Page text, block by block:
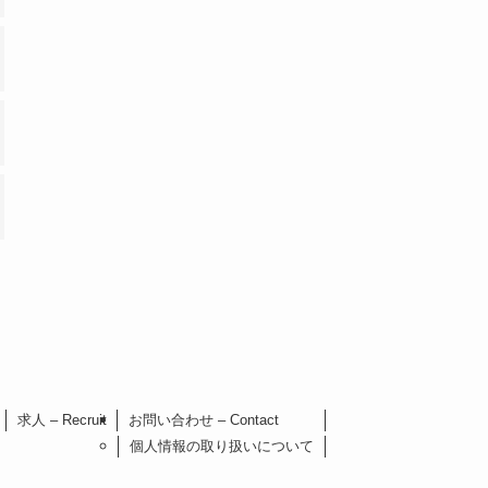
求人 – Recruit
お問い合わせ – Contact
個人情報の取り扱いについて